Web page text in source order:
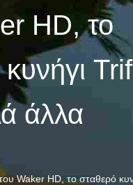
HD, το
άλλα
Waker HD, το σταθερό